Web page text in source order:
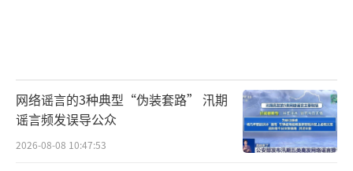
网络谣言的3种典型“伪装套路” 汛期
谣言频发误导公众
2026-08-08 10:47:53